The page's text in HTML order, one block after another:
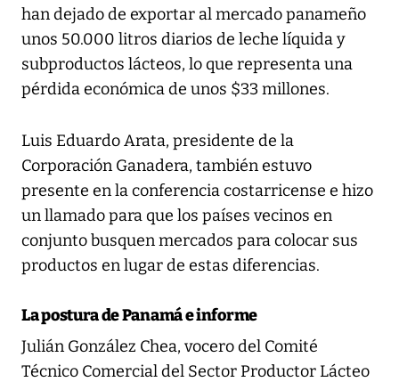
han dejado de exportar al mercado panameño
unos 50.000 litros diarios de leche líquida y
subproductos lácteos, lo que representa una
pérdida económica de unos $33 millones.
Luis Eduardo Arata, presidente de la
Corporación Ganadera, también estuvo
presente en la conferencia costarricense e hizo
un llamado para que los países vecinos en
conjunto busquen mercados para colocar sus
productos en lugar de estas diferencias.
La postura de Panamá e informe
Julián González Chea, vocero del Comité
Técnico Comercial del Sector Productor Lácteo